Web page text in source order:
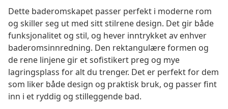
Dette baderomskapet passer perfekt i moderne rom
og skiller seg ut med sitt stilrene design. Det gir både
funksjonalitet og stil, og hever inntrykket av enhver
baderomsinnredning. Den rektangulære formen og
de rene linjene gir et sofistikert preg og mye
lagringsplass for alt du trenger. Det er perfekt for dem
som liker både design og praktisk bruk, og passer fint
inn i et ryddig og stilleggende bad.